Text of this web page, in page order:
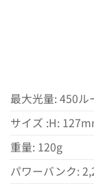
最大光量: 450ル
サイズ :H:
重量: 120g
パワーバンク: